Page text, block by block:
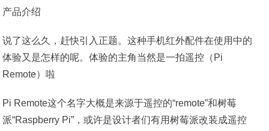
产品介绍
说了这么久，赶快引入正题。这种手机红外配件在使用中的
体验又是怎样的呢。体验的主角当然是一拍遥控（Pi
Remote）啦
Pi Remote这个名字大概是来源于遥控的“remote”和树莓
派“Raspberry Pi”，或许是设计者们有用树莓派改装成遥控